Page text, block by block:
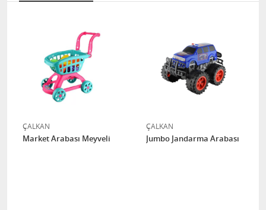
ÇALKAN
Market Arabası Meyveli
ÇALKAN
Jumbo Jandarma Arabası